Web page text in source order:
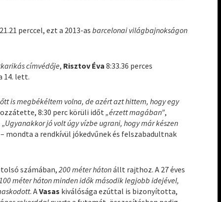
perccel, ezt a 2013-asbarcelonai világbajnokságon
címvédője, Risztov Éva 8:33.36 perces
14. lett.
is megbékéltem volna, de azért azt hittem, hogy egy
8:30 perc körüli időt „érzett magában”,
„Ugyanakkor jó volt úgy vízbe ugrani, hogy már készen
mondta a rendkívül jókedvűnek és felszabadultnak
számában,200 méter hátonállt rajthoz. A 27 éves
méter háton minden idők második legjobb idejével,
. AVasas kiválósága ezúttal is bizonyította,